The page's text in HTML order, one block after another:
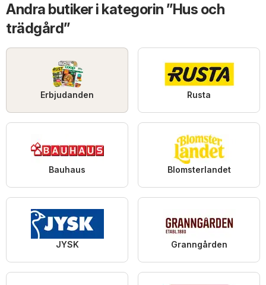
Andra butiker i kategorin ”Hus och
trädgård”
Erbjudanden Rusta
Bauhaus Blomsterlandet
JYSK Granngården